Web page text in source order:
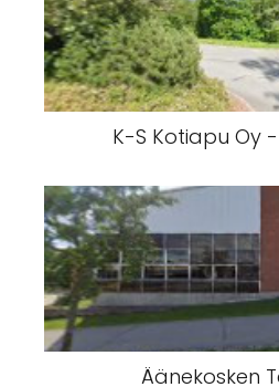
K-S Kotiapu Oy
Äänekosken